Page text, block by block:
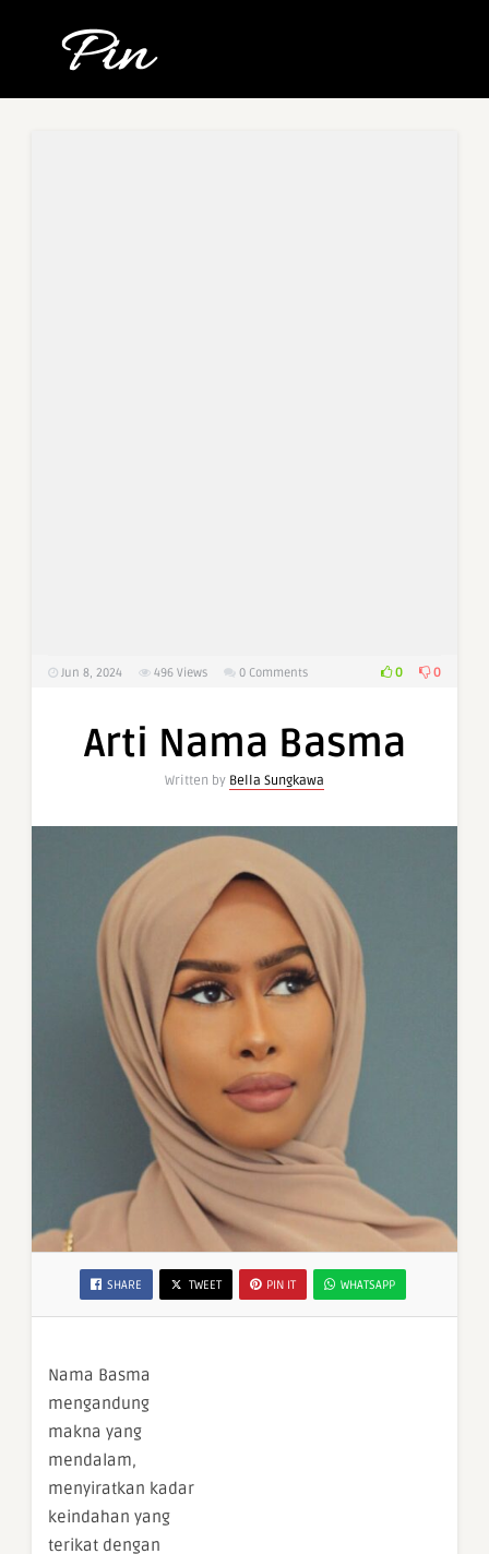
Jun 8, 2024 496 Views 0 Comments 0 0
Arti Nama Basma
Written by Bella Sungkawa
SHARE TWEET PIN IT WHATSAPP
Nama Basma
mengandung
makna yang
mendalam,
menyiratkan kadar
keindahan yang
terikat dengan